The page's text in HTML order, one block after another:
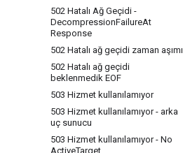
502 Hatalı Ağ Geçidi -
DecompressionFailureAt
Response
502 Hatalı ağ geçidi zaman aşımı
502 Hatalı ağ geçidi
beklenmedik EOF
503 Hizmet kullanılamıyor
503 Hizmet kullanılamıyor - arka
uç sunucu
503 Hizmet kullanılamıyor - No
ActiveTarget